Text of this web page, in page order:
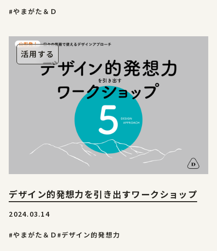
#やまがた＆Ｄ
活用する
デザイン的発想力を引き出すワークショップ
2024.03.14
#やまがた＆Ｄ #デザイン的発想力